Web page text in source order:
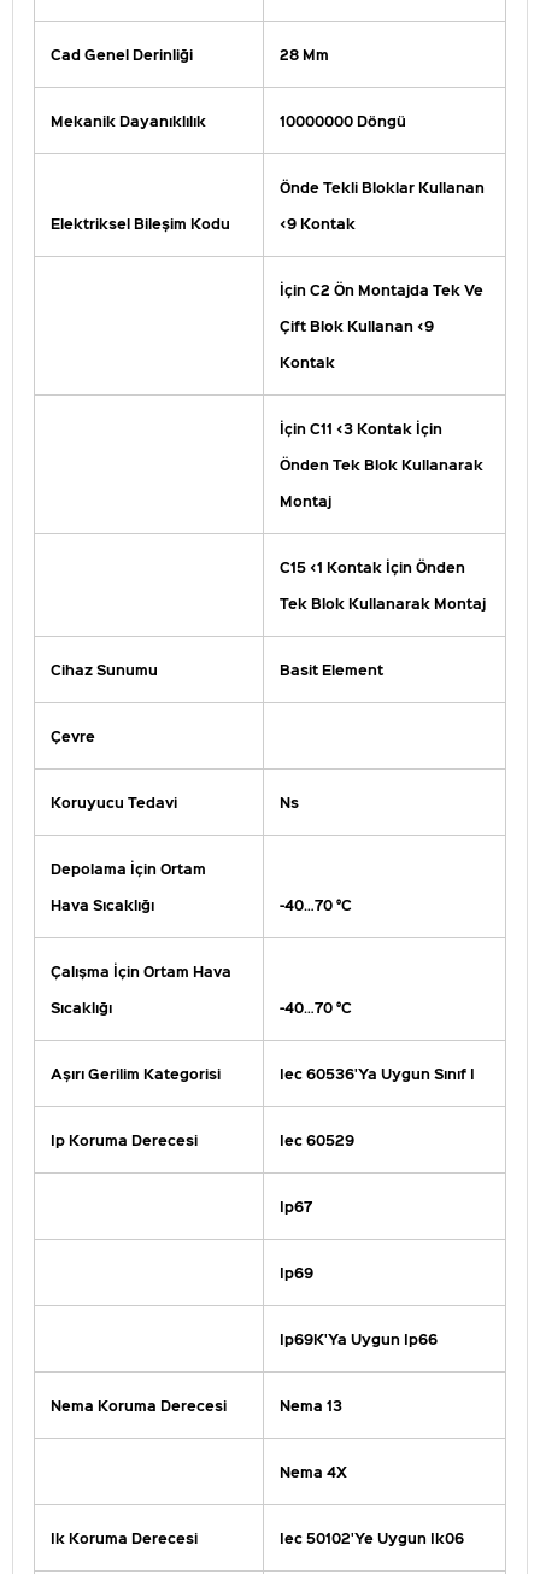
Cad Genel Derinliği 28 Mm
Mekanik Dayanıklılık 10000000 Döngü
Elektriksel Bileşim Kodu
Önde Tekli Bloklar Kullanan
<9 Kontak
İçin C2 Ön Montajda Tek Ve
Çift Blok Kullanan <9
Kontak
İçin C11 <3 Kontak İçin
Önden Tek Blok Kullanarak
Montaj
C15 <1 Kontak İçin Önden
Tek Blok Kullanarak Montaj
Cihaz Sunumu Basit Element
Çevre
Koruyucu Tedavi Ns
Depolama İçin Ortam
Hava Sıcaklığı
-40…70 °C
Çalışma İçin Ortam Hava
Sıcaklığı
-40…70 °C
Aşırı Gerilim Kategorisi Iec 60536'Ya Uygun Sınıf I
Ip Koruma Derecesi Iec 60529
Ip67
Ip69
Ip69K'Ya Uygun Ip66
Nema Koruma Derecesi Nema 13
Nema 4X
Ik Koruma Derecesi Iec 50102'Ye Uygun Ik06